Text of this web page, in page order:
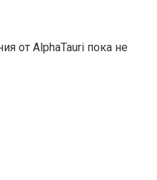
от AlphaTauri пока не